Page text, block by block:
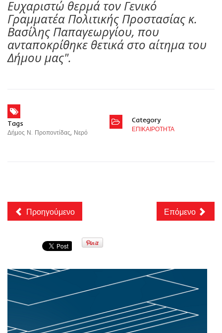
Ευχαριστώ θερμά τον Γενικό
Γραμματέα Πολιτικής Προστασίας κ.
Βασίλης Παπαγεωργίου, που
ανταποκρίθηκε θετικά στο αίτημα του
Δήμου μας".
Tags
Δήμος Ν. Προποντίδας, Νερό
Category
ΕΠΙΚΑΙΡΟΤΗΤΑ
Προηγούμενο Επόμενο